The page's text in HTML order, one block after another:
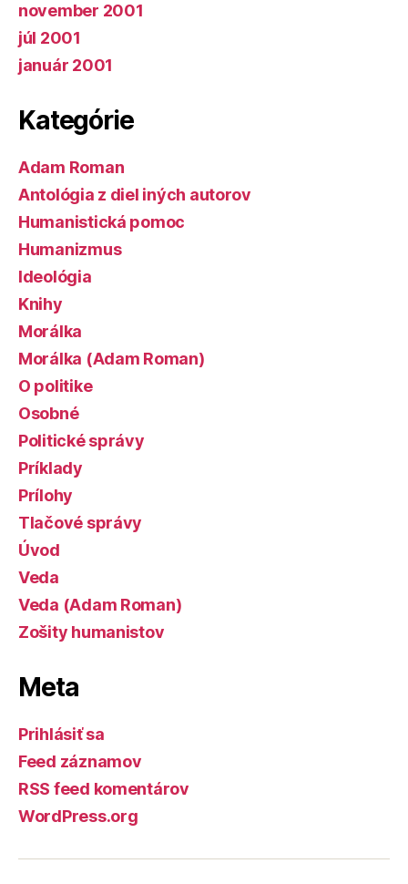
november 2001
júl 2001
január 2001
Kategórie
Adam Roman
Antológia z diel iných autorov
Humanistická pomoc
Humanizmus
Ideológia
Knihy
Morálka
Morálka (Adam Roman)
O politike
Osobné
Politické správy
Príklady
Prílohy
Tlačové správy
Úvod
Veda
Veda (Adam Roman)
Zošity humanistov
Meta
Prihlásiť sa
Feed záznamov
RSS feed komentárov
WordPress.org